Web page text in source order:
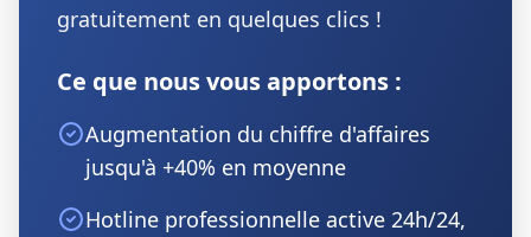
gratuitement en quelques clics !
Ce que nous vous apportons :
Augmentation du chiffre d'affaires
jusqu'à +40% en moyenne
Hotline professionnelle active 24h/24,